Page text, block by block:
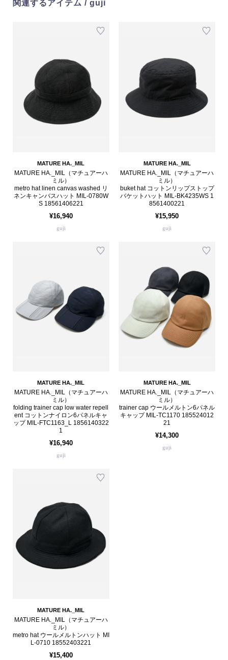
関連するアイテム / guji
MATURE HA._MIL
MATURE HA._MIL（マチュアーハ
ミル）
metro hat linen canvas washed リ
ネンキャンバスハット MIL-0780W
S 18561406221
¥16,940
guji
MATURE HA._MIL
MATURE HA._MIL（マチュアーハ
ミル）
buket hat コットンリップストップ
バケットハット MIL-BK4235WS 1
8561400221
¥15,950
guji
MATURE HA._MIL
MATURE HA._MIL（マチュアーハ
ミル）
folding trainer cap low water repell
ent コットンナイロン6パネルキャ
ップ MIL-FTC1163_L 1856140322
1
¥16,940
guji
MATURE HA._MIL
MATURE HA._MIL（マチュアーハ
ミル）
trainer cap ウールメルトン6パネル
キャップ MIL-TC1170 185524012
21
¥14,300
guji
MATURE HA._MIL
MATURE HA._MIL（マチュアーハ
ミル）
metro hat ウールメルトンハット MI
L-0710 18552403221
¥15,400